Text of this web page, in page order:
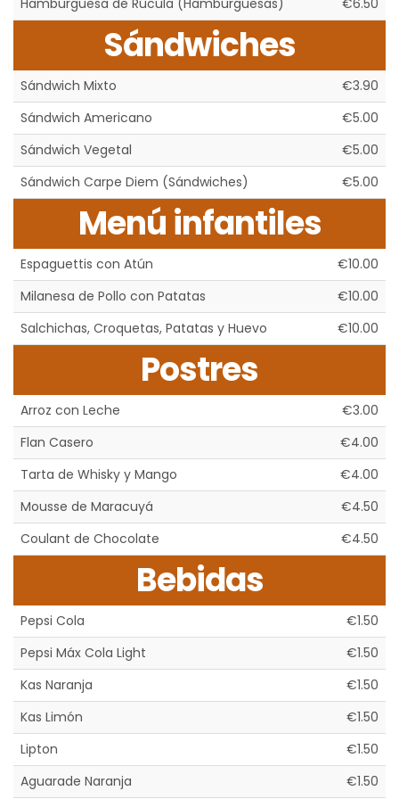
Hamburguesa de Rúcula (Hamburguesas) €6.50
Sándwiches
Sándwich Mixto
€3.90
Sándwich Americano
€5.00
Sándwich Vegetal
€5.00
Sándwich Carpe Diem (Sándwiches)
€5.00
Menú infantiles
Espaguettis con Atún
€10.00
Milanesa de Pollo con Patatas
€10.00
Salchichas, Croquetas, Patatas y Huevo
€10.00
Postres
Arroz con Leche
€3.00
Flan Casero
€4.00
Tarta de Whisky y Mango
€4.00
Mousse de Maracuyá
€4.50
Coulant de Chocolate
€4.50
Bebidas
Pepsi Cola
€1.50
Pepsi Máx Cola Light
€1.50
Kas Naranja
€1.50
Kas Limón
€1.50
Lipton
€1.50
Aguarade Naranja
€1.50